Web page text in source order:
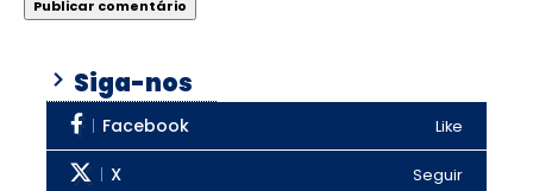
Siga-nos
Facebook Like
X Seguir